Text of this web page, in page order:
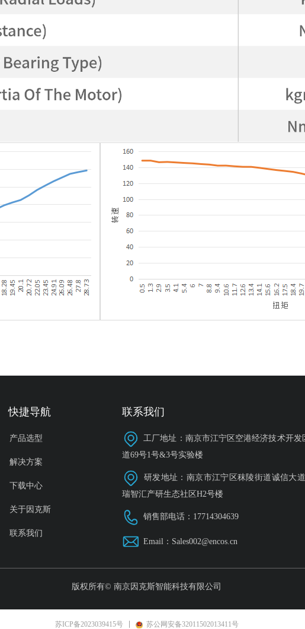
快捷导航
产品选型
解决方案
下载中心
关于因克斯
联系我们
联系我们
工厂地址：南京市江宁区空港经济技术开发
道69号1号&3号实验楼
研发地址：南京市江宁区秣陵街道诚信大
瑞智汇产研生态社区H2号楼
销售部电话：17714304639
Email：Sales002@encos.cn
版权所有© 南京因克斯智能科技有限公司
苏ICP备2023039415号 苏公网安备32011502013411号